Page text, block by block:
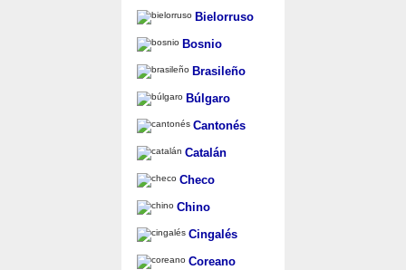
Bielorruso
Bosnio
Brasileño
Búlgaro
Cantonés
Catalán
Checo
Chino
Cingalés
Coreano